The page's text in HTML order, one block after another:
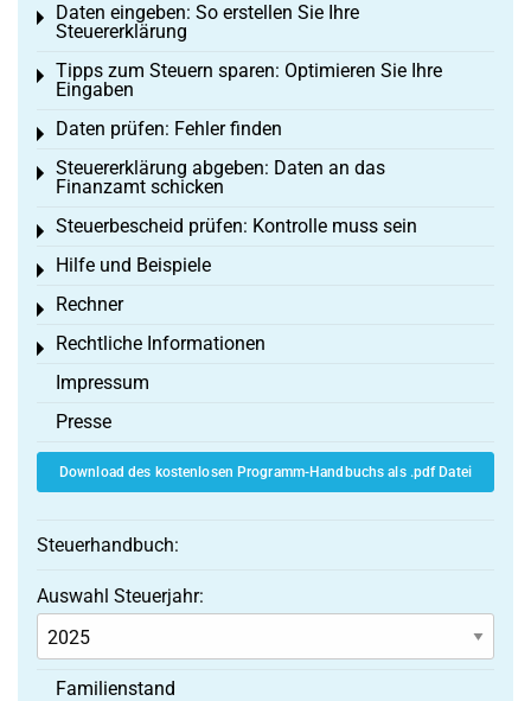
Daten eingeben: So erstellen Sie Ihre
Steuererklärung
Toggle menu
Tipps zum Steuern sparen: Optimieren Sie Ihre
Eingaben
Toggle menu
Daten prüfen: Fehler finden
Toggle menu
Steuererklärung abgeben: Daten an das
Finanzamt schicken
Toggle menu
Steuerbescheid prüfen: Kontrolle muss sein
Toggle menu
Hilfe und Beispiele
Toggle menu
Rechner
Toggle menu
Rechtliche Informationen
Toggle menu
Impressum
Presse
Download des kostenlosen Programm-Handbuchs als .pdf Datei
Steuerhandbuch:
Auswahl Steuerjahr:
Familienstand